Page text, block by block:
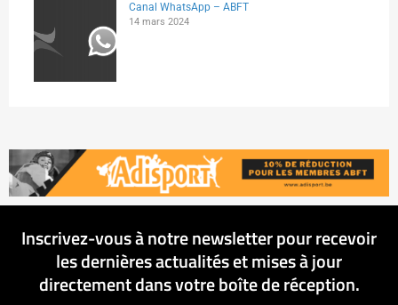
Canal WhatsApp – ABFT
14 mars 2024
Inscrivez-vous à notre newsletter pour recevoir
les dernières actualités et mises à jour
directement dans votre boîte de réception.